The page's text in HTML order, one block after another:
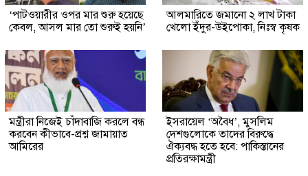
‘পাটওয়ারীর ওপর মার শুরু হয়েছে
কেবল, আসল মার তো শুরুই হয়নি’
আলমারিতে জমানো ২ লাখ টাকা
খেলো ইঁদুর-উইপোকা, নিঃস্ব কৃষক
মন্ত্রীরা নিজেই চাঁদাবাজি করলে বন্ধ
করবেন কীভাবে-প্রশ্ন জামায়াত
আমিরের
ইসরায়েল ‘অবৈধ’, মুসলিম
দেশগুলোকে তাদের বিরুদ্ধে
ঐক্যবদ্ধ হতে হবে: পাকিস্তানের
প্রতিরক্ষামন্ত্রী